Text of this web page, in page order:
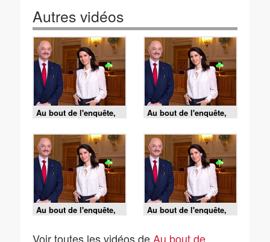
Autres vidéos
Au bout de l'enquête,
la fin du crime parfait
? - 27/06/2026
Au bout de l'enquête,
la fin du crime parfait
? - 20/06/2026
Au bout de l'enquête,
la fin du crime parfait
Au bout de l'enquête,
la fin du crime parfait
Voir toutes les vidéos deAu bout de